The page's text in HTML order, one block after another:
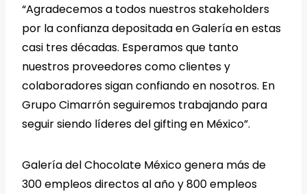
“Agradecemos a todos nuestros stakeholders
por la confianza depositada en Galería en estas
casi tres décadas. Esperamos que tanto
nuestros proveedores como clientes y
colaboradores sigan confiando en nosotros. En
Grupo Cimarrón seguiremos trabajando para
seguir siendo líderes del gifting en México”.
Galería del Chocolate México genera más de
300 empleos directos al año y 800 empleos